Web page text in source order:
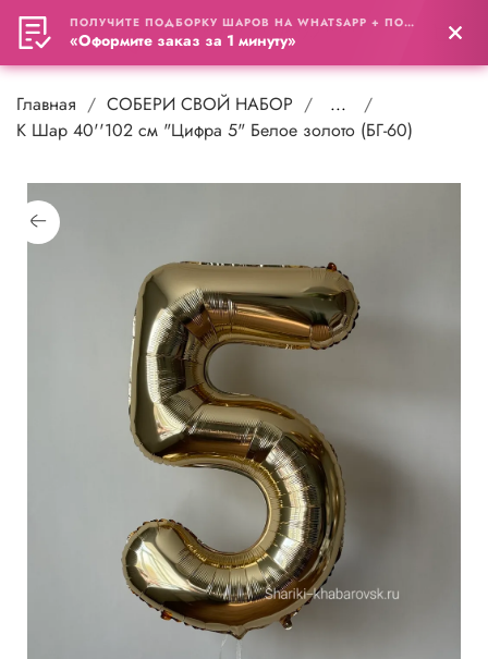
0
Главная СОБЕРИ СВОЙ НАБОР
...
К Шар 40''102 см "Цифра 5" Белое золото (БГ-60)
ПОЛУЧИТЕ ПОДБОРКУ ШАРОВ НА WHATSAPP + ПОДАРОК
«Оформите заказ за 1 минуту»